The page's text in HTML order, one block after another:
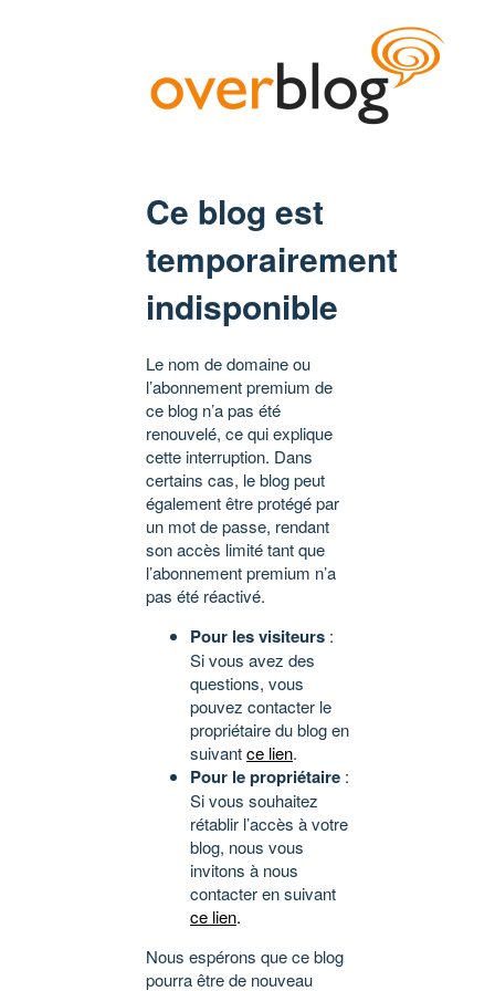
Ce blog est
temporairement
indisponible
Le nom de domaine ou
l’abonnement premium de
ce blog n’a pas été
renouvelé, ce qui explique
cette interruption. Dans
certains cas, le blog peut
également être protégé par
un mot de passe, rendant
son accès limité tant que
l’abonnement premium n’a
pas été réactivé.
Pour les visiteurs :
Si vous avez des
questions, vous
pouvez contacter le
propriétaire du blog en
suivantce lien.
Pour le propriétaire :
Si vous souhaitez
rétablir l’accès à votre
blog, nous vous
invitons à nous
contacter en suivant
ce lien.
Nous espérons que ce blog
pourra être de nouveau